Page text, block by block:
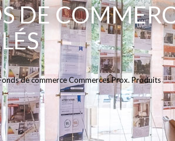
DE
de commerce Commerces Prox. Produits